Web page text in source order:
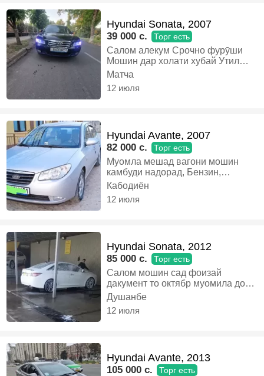
Hyundai Sonata, 2007
39 000 c. Торг есть
Салом алекум Срочно фурӯши
Мошин дар холати хубай Утил
+техосмотр хаст 4 балон нав
факат малярни кор дорад тамом
Матча
12 июля
Hyundai Avante, 2007
82 000 c. Торг есть
Mуомла мешад вагони мошин
камбуди надорад, Бензин,
Автомат, Хэтчбек
Кабодиён
12 июля
Hyundai Sonata, 2012
85 000 c. Торг есть
Салом мошин сад фоизай
дакумент то октябр муомила дора
одамои аник занг занен савдо да
пеши мошин, Бензин, Автомат,
Седан
Душанбе
12 июля
Hyundai Avante, 2013
105 000 c. Торг есть